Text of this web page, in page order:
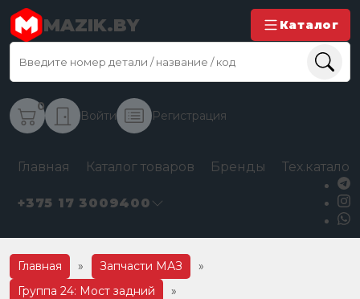
MAZIK.BY Каталог
0
Войти Регистрация
Главная Каталог товаров Бренды
+375 17 3009400
Главная » Запчасти МАЗ
»
Группа 24: Мост задний
»